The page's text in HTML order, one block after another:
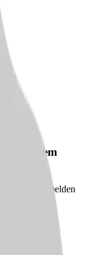
zu deinem
dich – und melden